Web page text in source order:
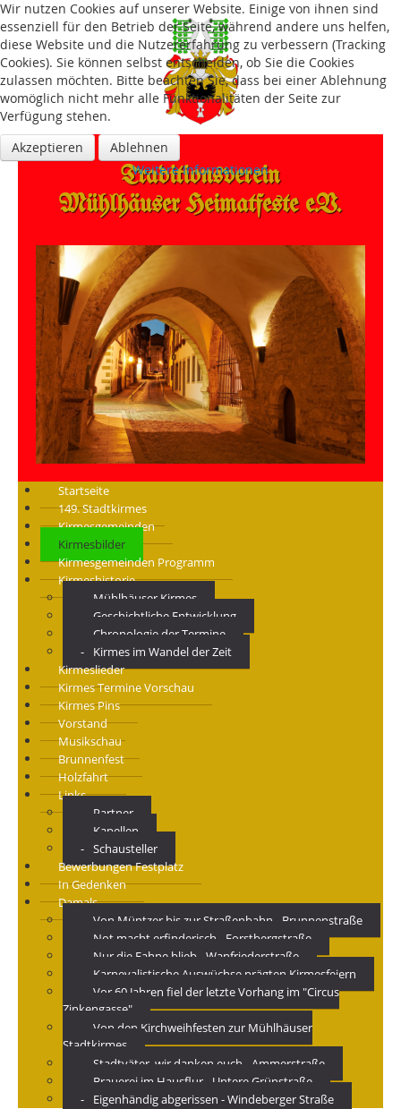
Traditions­verein
Mühlhäuser Heimatfeste e.V.
Startseite
149. Stadtkirmes
Kirmesgemeinden
Kirmesbilder
Kirmesgemeinden Programm
Kirmeshistorie
Mühlhäuser Kirmes
Geschichtliche Entwicklung
Chronologie der Termine
Kirmes im Wandel der Zeit
Kirmeslieder
Kirmes Termine Vorschau
Kirmes Pins
Vorstand
Musikschau
Brunnenfest
Holzfahrt
Links
Partner
Kapellen
Schausteller
Bewerbungen Festplatz
In Gedenken
Damals
Von Müntzer bis zur Straßenbahn - Brunnenstraße
Not macht erfinderisch - Forstbergstraße
Nur die Fahne blieb - Wanfriederstraße
Karnevalistische Auswüchse prägten Kirmesfeiern
Vor 60 Jahren fiel der letzte Vorhang im "Circus
Zinkengasse"
Von den Kirchweihfesten zur Mühlhäuser
Stadtkirmes
Stadtväter, wir danken euch - Ammerstraße
Brauerei im Hausflur - Untere Grünstraße
Eigenhändig abgerissen - Windeberger Straße
Wir nutzen Cookies auf unserer Website. Einige von ihnen sind
essenziell für den Betrieb der Seite, während andere uns helfen,
diese Website und die Nutzererfahrung zu verbessern (Tracking
Cookies). Sie können selbst entscheiden, ob Sie die Cookies
zulassen möchten. Bitte beachten Sie, dass bei einer Ablehnung
womöglich nicht mehr alle Funktionalitäten der Seite zur
Verfügung stehen.
Akzeptieren
Ablehnen
Weitere Informationen